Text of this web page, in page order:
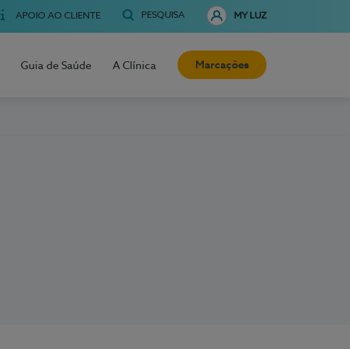
APOIO AO CLIENTE PESQUISA MY LUZ
Guia de Saúde A Clínica Marcações